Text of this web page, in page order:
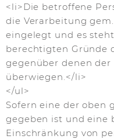
<li>Die betroffene
die Verarbeitung gem.
eingelegt und es
berechtigten Gründe
gegenüber denen
überwiegen.</li>
</ul>
Sofern eine der oben
gegeben ist und eine
Einschränkung von